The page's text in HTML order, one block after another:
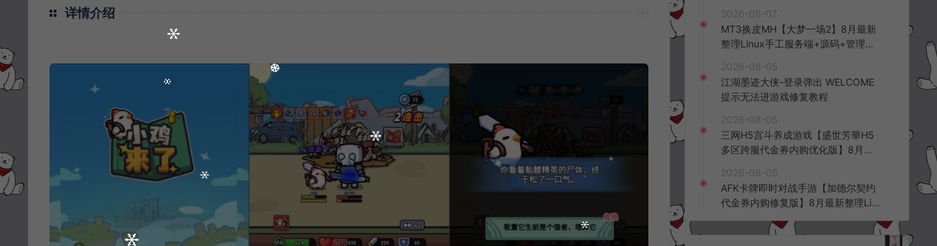
详情介绍
客户端+详细搭建教程+视频教程
2026-08-07
MT3换皮MH【大梦一场2】8月最新
整理Linux手工服务端+源码+管理后
频教程
2026-08-05
江湖墨迹大侠-登录弹出 WELCOME
提示无法进游戏修复教程
2026-08-05
三网H5宫斗养成游戏【盛世芳華H5
多区跨服代金券内购优化版】8月最
台+全资源安卓+详细搭建教程+视频
教程
2026-08-05
AFK卡牌即时对战手游【加德尔契约
代金券内购修复版】8月最新整理Lin
K授权后台+安卓苹果双端+详细搭建